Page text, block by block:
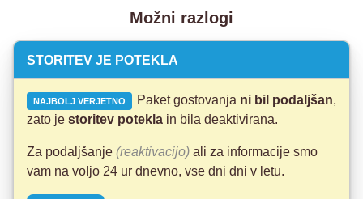
Možni razlogi
STORITEV JE POTEKLA
NAJBOLJ VERJETNO Paket gostovanja ni bil podaljšan,
zato je storitev potekla in bila deaktivirana.
Za podaljšanje (reaktivacijo) ali za informacije smo
vam na voljo 24 ur dnevno, vse dni dni v letu.